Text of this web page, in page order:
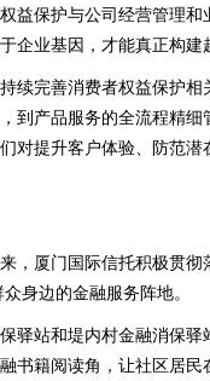
益保护与公司经营管理
企业基因，才能真正构建
续完善消费者权益保护
到产品服务的全流程精
对提升客户体验、防范
，厦门国际信托积极贯
身边的金融服务阵地。
驿站和堤内村金融消保
书籍阅读角，让社区居